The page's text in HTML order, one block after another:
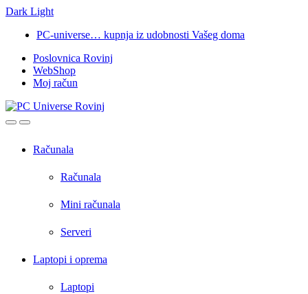
Dark Light
navigation
content
PC-universe… kupnja iz udobnosti Vašeg doma
Poslovnica Rovinj
WebShop
Moj račun
OpenClose
Računala
Računala
Mini računala
Serveri
Laptopi i oprema
Laptopi